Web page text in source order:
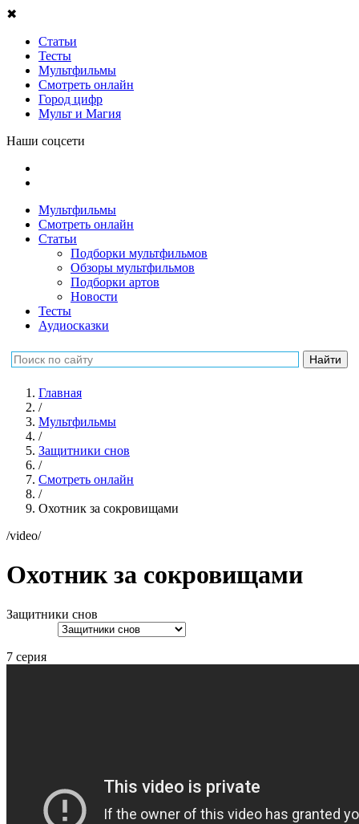
✖
Статьи
Тесты
Мультфильмы
Смотреть онлайн
Город цифр
Мульт и Магия
Наши соцсети
Мультфильмы
Смотреть онлайн
Статьи
Подборки мультфильмов
Обзоры мультфильмов
Подборки артов
Новости
Тесты
Аудиосказки
Главная
/
Мультфильмы
/
Защитники снов
/
Смотреть онлайн
/
Охотник за сокровищами
/video/
Охотник за сокровищами
Защитники снов
7 серия